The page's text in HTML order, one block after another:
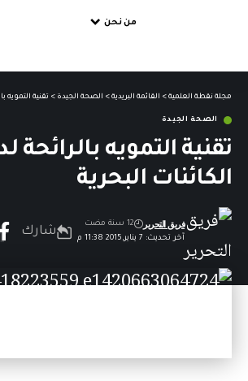
من نحن
مجلة نقطة العلمية > القائمة البريدية > الصحة الجيدة > تقنية التمويه
الصحة الجيدة
تقنية التمويه بالرائحة
الكائنات البحرية
آخر تحديث: 7 يناير,2015 11:38 م
فريق التحرير 12 سنة مضت
شارك